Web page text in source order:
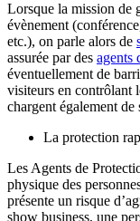
Lorsque la mission de
évènement
etc.), on parle alors de
assurée par des agents
éventuellement de
visiteurs en contrôlant
chargent également
La protection
Les Agents de
physique des
présente un risque
show business, une